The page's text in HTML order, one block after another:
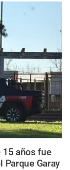
15 años fue
Parque Garay